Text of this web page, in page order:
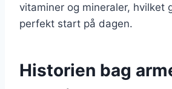
vitaminer og mineraler, hvilket
perfekt start på dagen.
Historien bag